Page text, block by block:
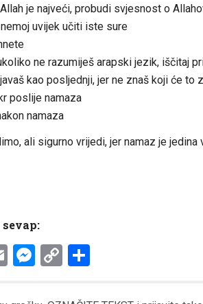
je najveći, probudi svjesnost o
uvijek učiti iste sure
ne razumiješ arapski jezik, iščitaj
kao posljednji, jer ne znaš koji će to
poslije namaza
namaza
ali sigurno vrijedi, jer namaz je jedina
EmailMessenger
CopyShare